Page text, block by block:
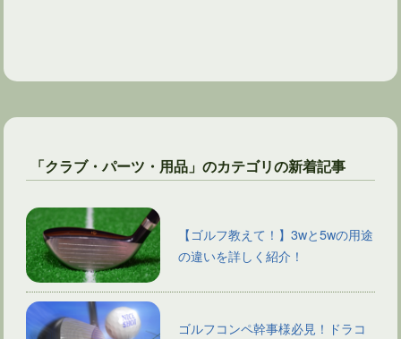
「クラブ・パーツ・用品」のカテゴリの新着記事
【ゴルフ教えて！】3wと5wの用途
の違いを詳しく紹介！
ゴルフコンペ幹事様必見！ドラコ